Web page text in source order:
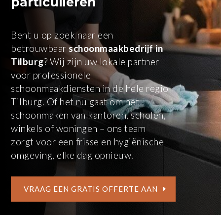
Bent u op zoek naar een
betrouwbaarschoonmaakbedrijf in
Tilburg? Wij zijn uw lokale partner
voor professionele
schoonmaakdiensten in de hele regio
Tilburg. Of het nu gaat om het
schoonmaken van kantoren, scholen,
winkels of woningen – ons team
zorgt voor een frisse en hygiënische
omgeving, elke dag opnieuw.
VRAAG EEN GRATIS OFFERTE AAN